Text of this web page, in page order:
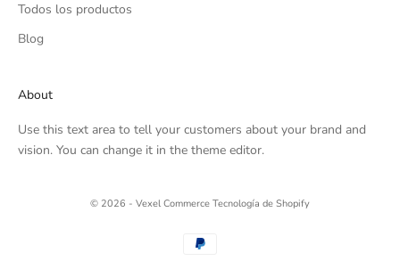
Todos los productos
Blog
About
Use this text area to tell your customers about your brand and
vision. You can change it in the theme editor.
© 2026 - Vexel Commerce Tecnología de Shopify